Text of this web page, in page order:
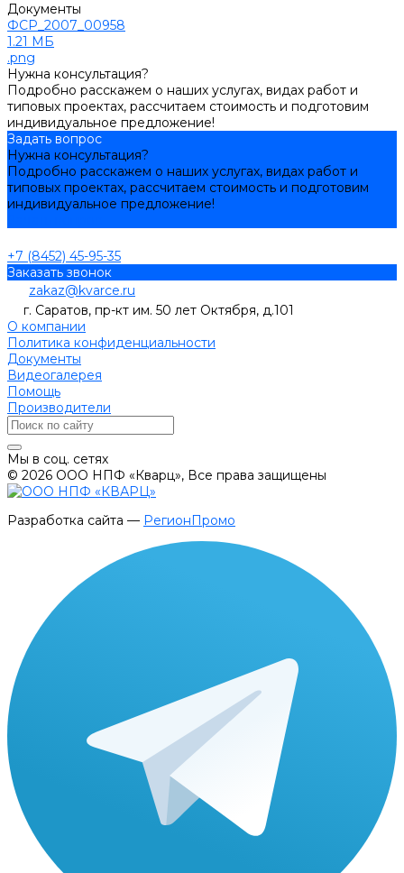
Документы
ФСР_2007_00958
1.21 МБ
.png
Нужна консультация?
Подробно расскажем о наших услугах, видах работ и
типовых проектах, рассчитаем стоимость и подготовим
индивидуальное предложение!
Задать вопрос
Нужна консультация?
Подробно расскажем о наших услугах, видах работ и
типовых проектах, рассчитаем стоимость и подготовим
индивидуальное предложение!
+7 (8452) 45-95-35
Заказать звонок
zakaz@kvarce.ru
г. Саратов, пр-кт им. 50 лет Октября, д.101
О компании
Политика конфиденциальности
Документы
Видеогалерея
Помощь
Производители
Мы в соц. сетях
© 2026 ООО НПФ «Кварц», Все права защищены
Разработка сайта — РегионПромо